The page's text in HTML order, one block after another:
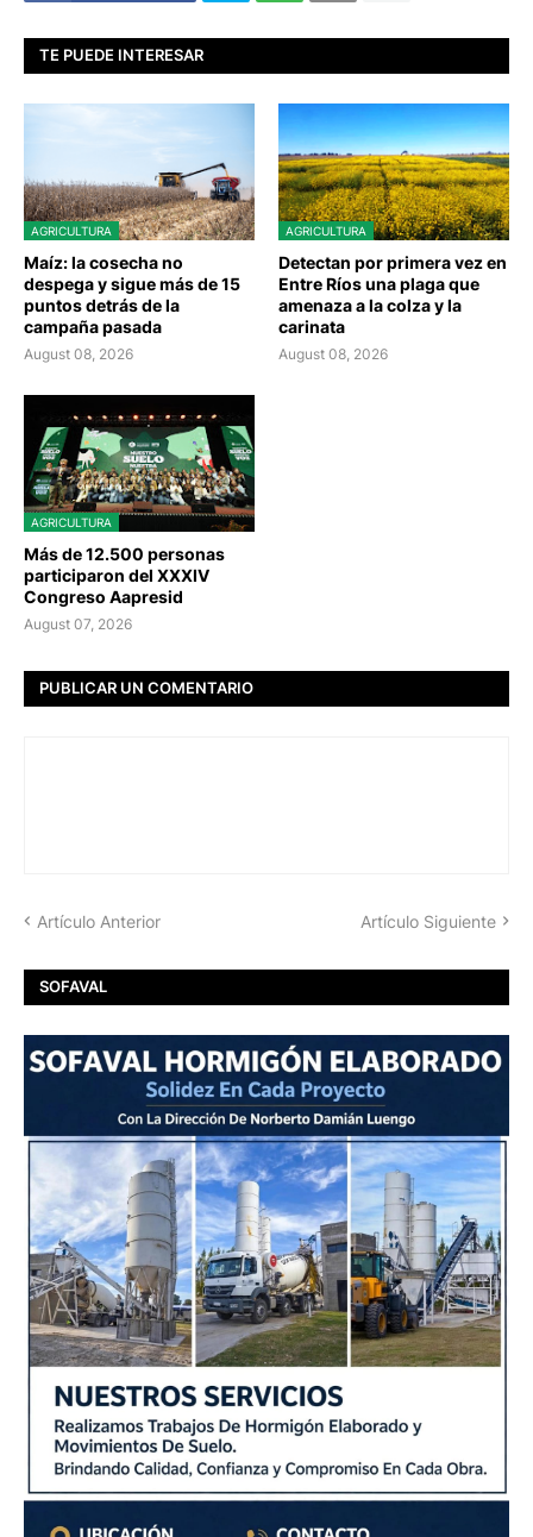
TE PUEDE INTERESAR
AGRICULTURA
Maíz: la cosecha no
despega y sigue más de 15
puntos detrás de la
campaña pasada
August 08, 2026
AGRICULTURA
Detectan por primera vez en
Entre Ríos una plaga que
amenaza a la colza y la
carinata
August 08, 2026
AGRICULTURA
Más de 12.500 personas
participaron del XXXIV
Congreso Aapresid
August 07, 2026
PUBLICAR UN COMENTARIO
Artículo Anterior Artículo Siguiente
SOFAVAL